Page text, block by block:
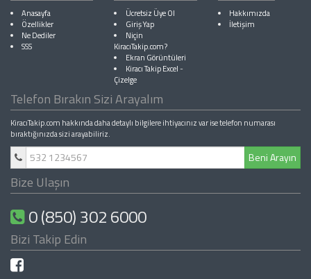
Anasayfa
Özellikler
Ne Dediler
SSS
Ücretsiz Üye Ol
Giriş Yap
Niçin
KiracıTakip.com?
Ekran Görüntüleri
Kiracı Takip Excel-
Çizelge
Hakkımızda
İletişim
Telefon Bırakın Sizi Arayalım
KiracıTakip.com hakkında daha detaylı bilgilere ihtiyacınız var ise telefon numarası
bıraktığınızda sizi arayabiliriz.
Beni Arayın
Bize Ulaşın
0 (850) 302 6000
Bizi Takip Edin